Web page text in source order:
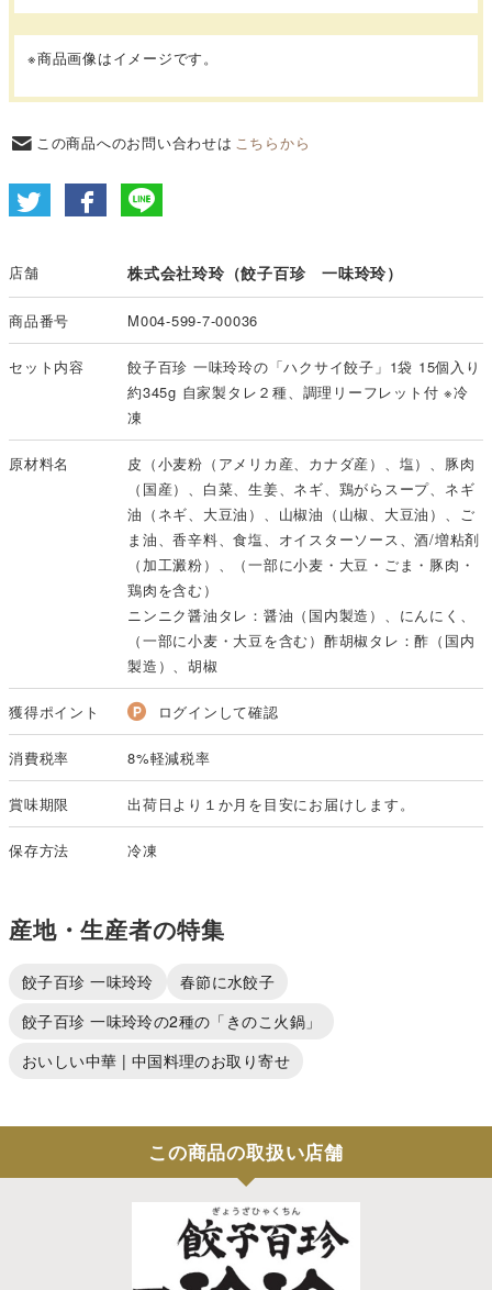
※商品画像はイメージです。
この商品へのお問い合わせは こちらから
店舗 株式会社玲玲（餃子百珍 一味玲玲）
商品番号 M004-599-7-00036
セット内容
餃子百珍 一味玲玲の「ハクサイ餃子」1袋 15個入り
約345g 自家製タレ２種、調理リーフレット付 ※冷
凍
原材料名
皮（小麦粉（アメリカ産、カナダ産）、塩）、豚肉
（国産）、白菜、生姜、ネギ、鶏がらスープ、ネギ
油（ネギ、大豆油）、山椒油（山椒、大豆油）、ご
ま油、香辛料、食塩、オイスターソース、酒/増粘剤
（加工澱粉）、（一部に小麦・大豆・ごま・豚肉・
鶏肉を含む）
ニンニク醤油タレ：醤油（国内製造）、にんにく、
（一部に小麦・大豆を含む）酢胡椒タレ：酢（国内
製造）、胡椒
獲得ポイント ログインして確認
消費税率 8%軽減税率
賞味期限 出荷日より１か月を目安にお届けします。
保存方法 冷凍
産地・生産者の特集
餃子百珍 一味玲玲
春節に水餃子
餃子百珍 一味玲玲の2種の「きのこ火鍋」
おいしい中華 | 中国料理のお取り寄せ
この商品の取扱い店舗